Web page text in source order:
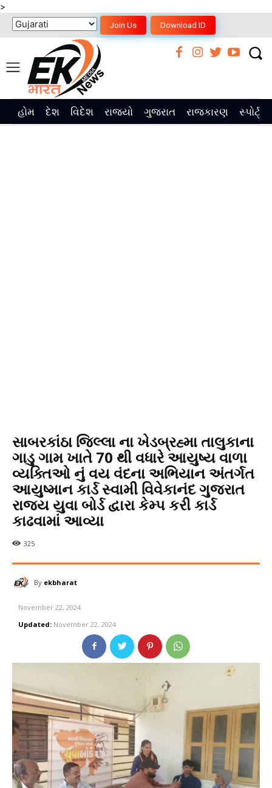
>
Join Us Download ID
હોમ દેશ વિદેશ રાજ્યો ગુજરાત રાજકારણ સ્પોર્ટ્સ
સાબરકાંઠા જિલ્લા ના ખેડબ્રહ્મા તાલુકાના
ગાડુ ગામ ખાતે 70 થી વધારે આયુષ્ય વાળા
વ્યક્તિઓ નું વય વંદના અભિયાન અંતર્ગત
આયુષ્માન કાર્ડ સ્વામી વિવેકાનંદ ગુજરાત
રાજ્ય યુવા બોર્ડ દ્વારા કેમ્પ કરી કાર્ડ
કાઢવામાં આવ્યા
325
By ekbharat
November 22, 2024
Updated: November 22, 2024